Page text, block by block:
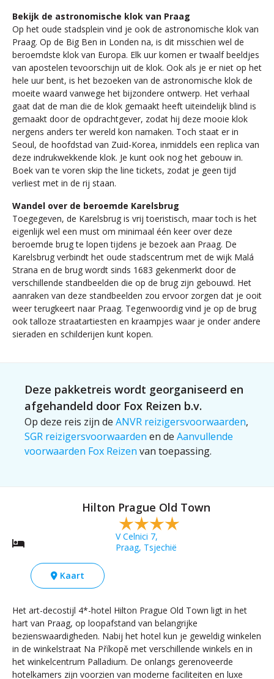
Bekijk de astronomische klok van Praag
Op het oude stadsplein vind je ook de astronomische klok van
Praag. Op de Big Ben in Londen na, is dit misschien wel de
beroemdste klok van Europa. Elk uur komen er twaalf beeldjes
van apostelen tevoorschijn uit de klok. Ook als je er niet op het
hele uur bent, is het bezoeken van de astronomische klok de
moeite waard vanwege het bijzondere ontwerp. Het verhaal
gaat dat de man die de klok gemaakt heeft uiteindelijk blind is
gemaakt door de opdrachtgever, zodat hij deze mooie klok
nergens anders ter wereld kon namaken. Toch staat er in
Seoul, de hoofdstad van Zuid-Korea, inmiddels een replica van
deze indrukwekkende klok. Je kunt ook nog het gebouw in.
Boek van te voren skip the line tickets, zodat je geen tijd
verliest met in de rij staan.
Wandel over de beroemde Karelsbrug
Toegegeven, de Karelsbrug is vrij toeristisch, maar toch is het
eigenlijk wel een must om minimaal één keer over deze
beroemde brug te lopen tijdens je bezoek aan Praag. De
Karelsbrug verbindt het oude stadscentrum met de wijk Malá
Strana en de brug wordt sinds 1683 gekenmerkt door de
verschillende standbeelden die op de brug zijn gebouwd. Het
aanraken van deze standbeelden zou ervoor zorgen dat je ooit
weer terugkeert naar Praag. Tegenwoordig vind je op de brug
ook talloze straatartiesten en kraampjes waar je onder andere
sieraden en schilderijen kunt kopen.
Deze pakketreis wordt georganiseerd en
afgehandeld door Fox Reizen b.v.
Op deze reis zijn de ANVR reizigersvoorwaarden,
SGR reizigersvoorwaarden en de Aanvullende
voorwaarden Fox Reizen van toepassing.
Hilton Prague Old Town
V Celnici 7,
Praag, Tsjechië
Kaart
Het art-decostijl 4*-hotel Hilton Prague Old Town ligt in het
hart van Praag, op loopafstand van belangrijke
bezienswaardigheden. Nabij het hotel kun je geweldig winkelen
in de winkelstraat Na Příkopě met verschillende winkels en in
het winkelcentrum Palladium. De onlangs gerenoveerde
hotelkamers zijn voorzien van moderne faciliteiten en luxe